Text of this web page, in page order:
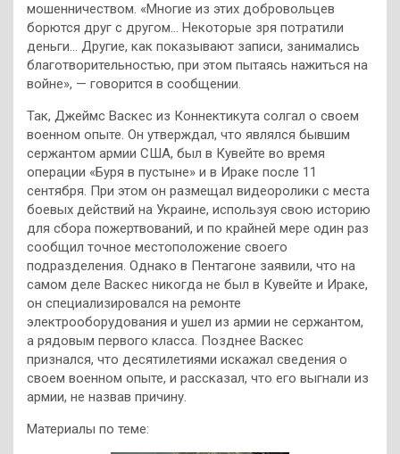
мошенничеством. «Многие из этих добровольцев
борются друг с другом… Некоторые зря потратили
деньги… Другие, как показывают записи, занимались
благотворительностью, при этом пытаясь нажиться на
войне», — говорится в сообщении.
Так, Джеймс Васкес из Коннектикута солгал о своем
военном опыте. Он утверждал, что являлся бывшим
сержантом армии США, был в Кувейте во время
операции «Буря в пустыне» и в Ираке после 11
сентября. При этом он размещал видеоролики с места
боевых действий на Украине, используя свою историю
для сбора пожертвований, и по крайней мере один раз
сообщил точное местоположение своего
подразделения. Однако в Пентагоне заявили, что на
самом деле Васкес никогда не был в Кувейте и Ираке,
он специализировался на ремонте
электрооборудования и ушел из армии не сержантом,
а рядовым первого класса. Позднее Васкес
признался, что десятилетиями искажал сведения о
своем военном опыте, и рассказал, что его выгнали из
армии, не назвав причину.
Материалы по теме: